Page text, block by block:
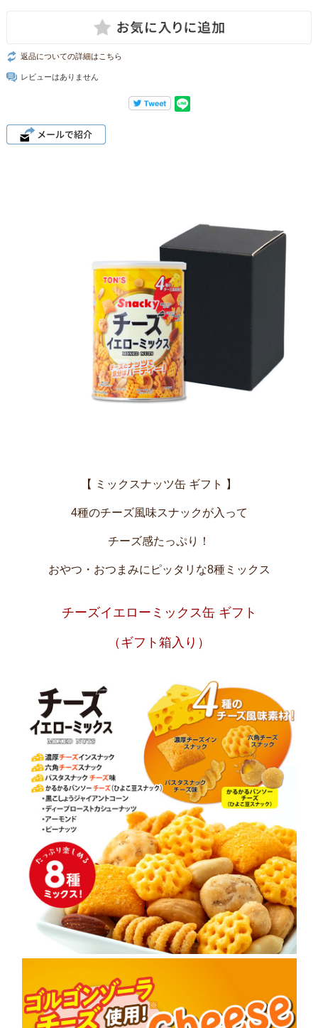
返品についての詳細はこちら
レビューはありません
【 ミックスナッツ缶 ギフト 】
4種のチーズ風味スナックが入って
チーズ感たっぷり！
おやつ・おつまみにピッタリな8種ミックス
チーズイエローミックス缶 ギフト
（ギフト箱入り）